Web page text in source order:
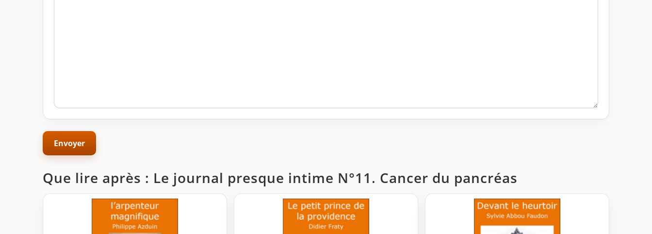
Que lire après : Le journal presque intime N°11. Cancer du pancréas